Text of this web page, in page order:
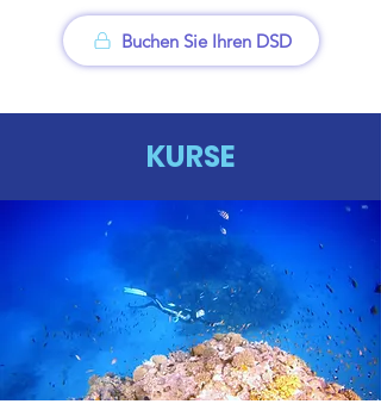
Buchen Sie Ihren DSD
KURSE